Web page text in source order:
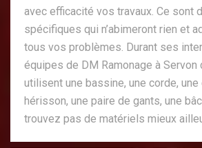
avec efficacité vos travaux. Ce sont
spécifiques qui n’abimeront rien et
tous vos problèmes. Durant ses
équipes de DM Ramonage à Servon
utilisent une bassine, une corde, une
hérisson, une paire de gants, une
trouvez pas de matériels mieux